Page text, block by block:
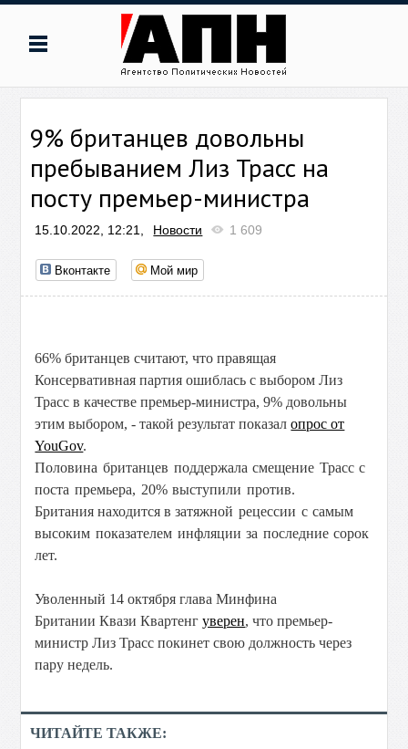
9% британцев довольны
пребыванием Лиз Трасс на
посту премьер-министра
15.10.2022, 12:21, Новости 1 609
Вконтакте Мой мир
66% британцев считают, что правящая
Консервативная партия ошиблась с выбором Лиз
Трасс в качестве премьер-министра, 9% довольны
этим выбором, - такой результат показалопрос от
YouGov.
Половина британцев поддержала смещение Трасс с
поста премьера, 20% выступили против.
Британия находится в затяжной рецессии с самым
высоким показателем инфляции за последние сорок
лет.
Уволенный 14 октября глава Минфина
Британии Квази Квартенгуверен, что премьер-
министр Лиз Трасс покинет свою должность через
пару недель.
ЧИТАЙТЕ ТАКЖЕ: